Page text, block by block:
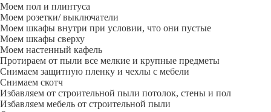
Моем пол и плинтуса
Моем розетки/ выключатели
Моем шкафы внутри при условии, что они пустые
Моем шкафы сверху
Моем настенный кафель
Протираем от пыли все мелкие и крупные предметы
Снимаем защитную пленку и чехлы с мебели
Снимаем скотч
Избавляем от строительной пыли потолок, стены и пол
Избавляем мебель от строительной пыли